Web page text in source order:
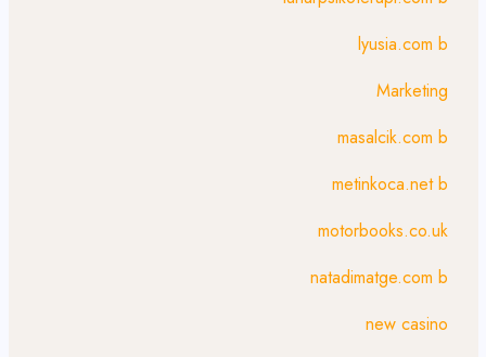
lyusia.com b
Marketing
masalcik.com b
metinkoca.net b
motorbooks.co.uk
natadimatge.com b
new casino